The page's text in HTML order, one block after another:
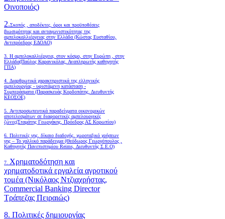
Οινοποιός)
2.Σκοπός , αποδέκτες, όροι και προϋποθέσεις
βιωσιμότητας και ανταγωνιστικότητας της
αμπελοκαλλιέργειας στην Ελλάδα (Κώστας Ευσταθίου,
Αντιπρόεδρος ΕΔΟΑΟ)
3. Η αμπελοκαλλιέργεια, στον κόσμο, στην Ευρώπη , στην
Ελλάδα(Παύλος Καρανικόλας, Αναπληρωτής καθηγητής
ΓΠΑ)
4. Διαρθρωτικά χαρακτηριστικά της ελληνικής
αμπελουργίας - υφιστάμενη κατάσταση -
Συμπεράσματα (Παρασκευάς Κορδοπάτης, Διευθυντής
ΚΕΟΣΟΕ)
5. Αντιπροσωπευτικά παραδείγματα οικονομικών
αποτελεσμάτων σε διαφορετικές αμπελουργικές
ζώνες(Σταμάτης Γεωργάκης, Πρόεδρος ΑΣ Κορωπίου)
6. Πολιτικές γης, δίκαιο διαδοχής, χωροταξικό χρήσεων
γης – Το γαλλικό παράδειγμα (Θεόδωρος Γεωργόπουλος ,
Καθηγητής Πανεπιστημίου Reims, Διευθυντής Σ.Ε.Ο)
7. Χρηματοδότηση και
χρηματοδοτικά εργαλεία αγροτικού
τομέα (Νικόλαος Ντζιαχρήστας,
Commercial Banking Director
Τράπεζας Πειραιώς)
8. Πολιτικές δημιουργίας